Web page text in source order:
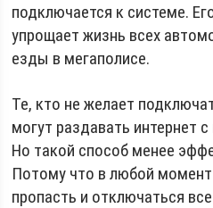
подключается к системе.
упрощает жизнь всех
езды в мегаполисе.
Те, кто не желает
могут раздавать интернет
Но такой способ менее
Потому что в любой
пропасть и отключаться